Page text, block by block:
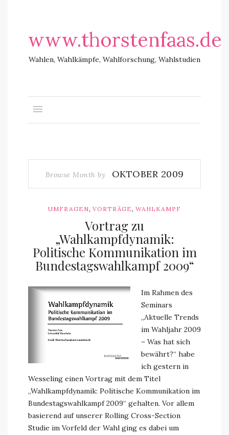
www.thorstenfaas.de
Wahlen, Wahlkämpfe, Wahlforschung, Wahlstudien
Browse Month by OKTOBER 2009
UMFRAGEN, VORTRÄGE, WAHLKAMPF
Vortrag zu
„Wahlkampfdynamik:
Politische Kommunikation im
Bundestagswahlkampf 2009“
Im Rahmen des
Seminars
„Aktuelle Trends
im Wahljahr 2009
– Was hat sich
bewährt?“ habe
ich gestern in
Wesseling einen Vortrag mit dem Titel
„Wahlkampfdynamik: Politische Kommunikation im
Bundestagswahlkampf 2009“ gehalten. Vor allem
basierend auf unserer Rolling Cross-Section
Studie im Vorfeld der Wahl ging es dabei um